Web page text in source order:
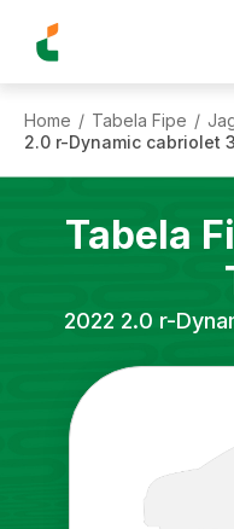
Home / Tabela Fipe /
2.0 r-Dynamic cabriolet
Tabela
2022 2.0 r-